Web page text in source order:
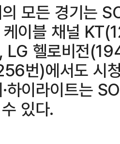
모든 경기는
이블 채널
헬로비전
번)에서도 시
하이라이트는
있다.